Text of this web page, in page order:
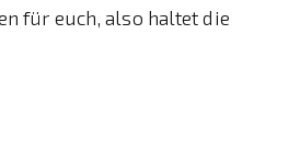
für euch, also haltet die